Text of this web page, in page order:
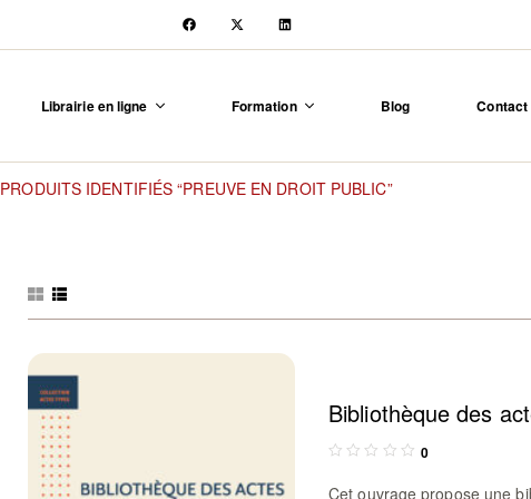
Librairie en ligne Formation Blog Contact
PRODUITS IDENTIFIÉS “PREUVE EN DROIT PUBLIC”
Bibliothèque des
0
Cet ouvrage propose une